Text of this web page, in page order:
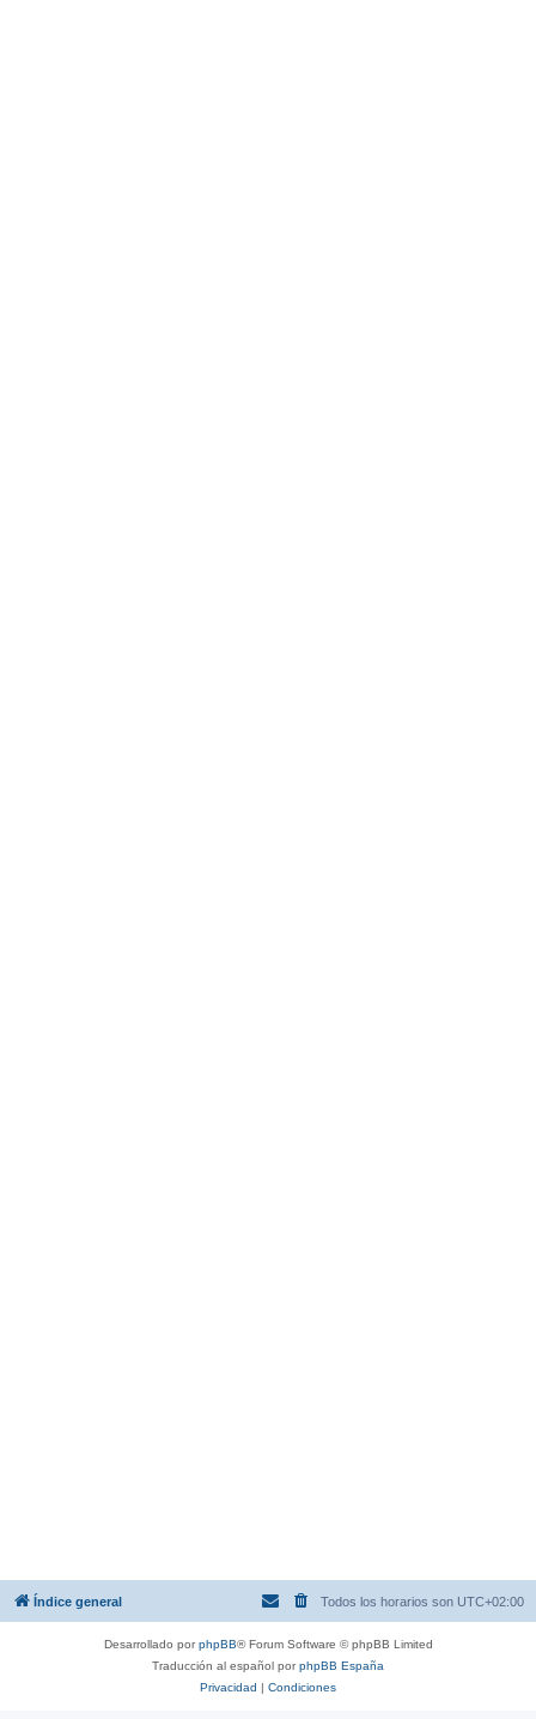
Índice general Todos los horarios son UTC+02:00
Desarrollado porphpBB® Forum Software © phpBB Limited
Traducción al español porphpBB España
Privacidad | Condiciones